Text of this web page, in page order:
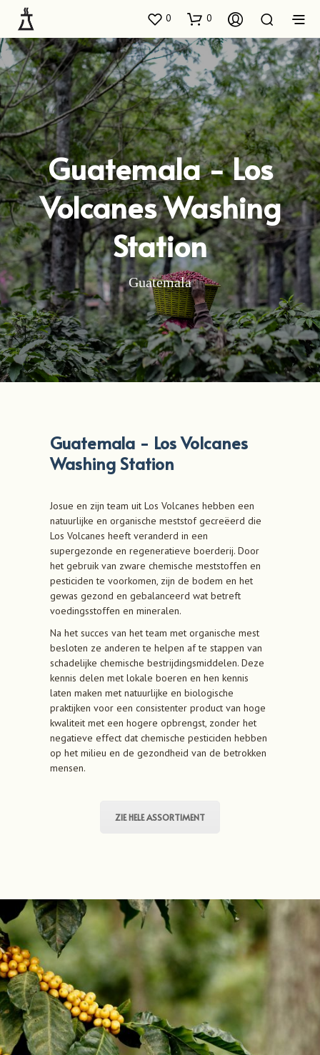
0 0
Guatemala - Los
Volcanes Washing
Station
Guatemala
Guatemala - Los Volcanes
Washing Station
Josue en zijn team uit Los Volcanes hebben een
natuurlijke en organische meststof gecreëerd die
Los Volcanes heeft veranderd in een
supergezonde en regeneratieve boerderij. Door
het gebruik van zware chemische meststoffen en
pesticiden te voorkomen, zijn de bodem en het
gewas gezond en gebalanceerd wat betreft
voedingsstoffen en mineralen.
Na het succes van het team met organische mest
besloten ze anderen te helpen af ​​te stappen van
schadelijke chemische bestrijdingsmiddelen. Deze
kennis delen met lokale boeren en hen kennis
laten maken met natuurlijke en biologische
praktijken voor een consistenter product van hoge
kwaliteit met een hogere opbrengst, zonder het
negatieve effect dat chemische pesticiden hebben
op het milieu en de gezondheid van de betrokken
mensen.
ZIE HELE ASSORTIMENT